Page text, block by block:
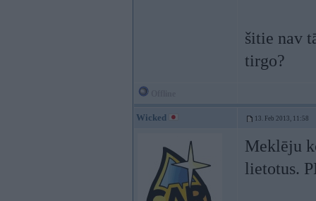
šitie nav
tirgo?
Wicked 13. Feb 2013, 11:58
Meklēju
lietotus.